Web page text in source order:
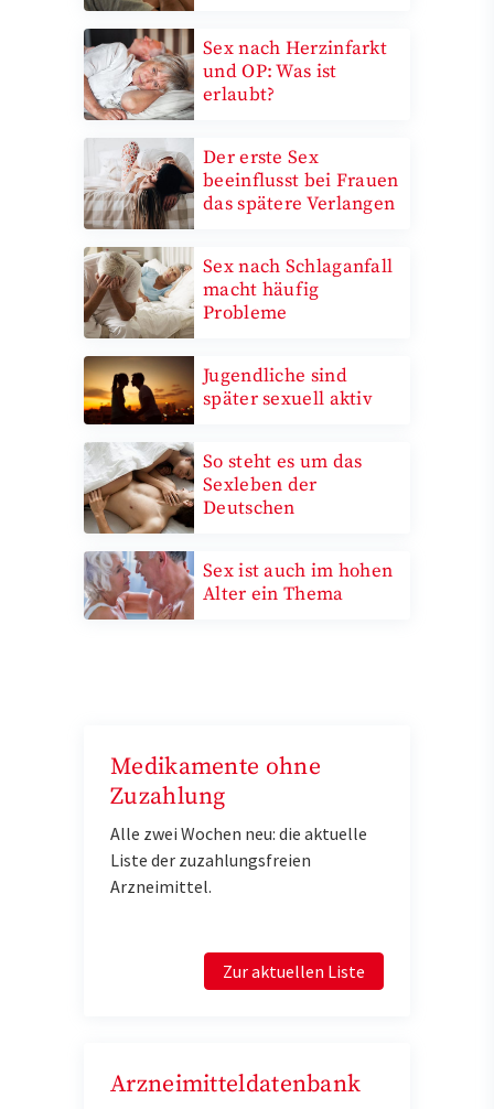
Sex nach Herzinfarkt
und OP: Was ist
erlaubt?
Der erste Sex
beeinflusst bei Frauen
das spätere Verlangen
Sex nach Schlaganfall
macht häufig
Probleme
Jugendliche sind
später sexuell aktiv
So steht es um das
Sexleben der
Deutschen
Sex ist auch im hohen
Alter ein Thema
Medikamente ohne
Zuzahlung
Alle zwei Wochen neu: die aktuelle
Liste der zuzahlungsfreien
Arzneimittel.
Zur aktuellen Liste
Arzneimitteldatenbank